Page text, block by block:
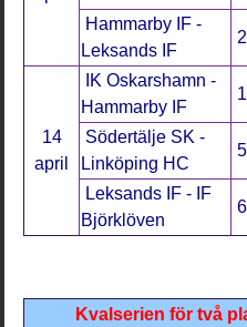
Hammarby IF -
Leksands IF
14
april
IK Oskarshamn -
Hammarby IF
Södertälje SK -
Linköping HC
Leksands IF - IF
Björklöven
Kvalserien för två